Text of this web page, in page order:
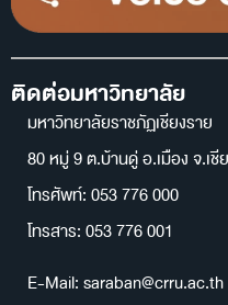
ติดต่อมหาวิทยาลัย
มหาวิทยาลัยราชภัฏเชียงราย
80 หมู่ 9 ต.บ้านดู่ อ.เมือง จ.เชี
โทรศัพท์: 053 776 000
โทรสาร: 053 776 001
E-Mail: saraban@crru.ac.th